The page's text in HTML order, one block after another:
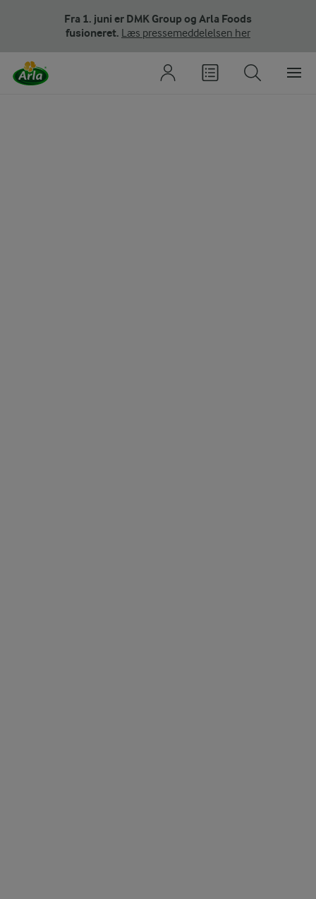
Fra 1. juni er DMK Group og Arla Foods
fusioneret. Læs pressemeddelelsen her